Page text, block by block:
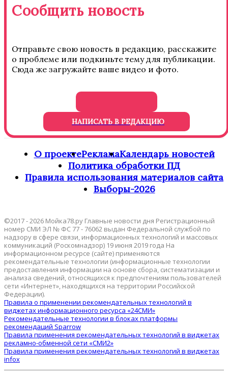
Сообщить новость
Отправьте свою новость в редакцию, расскажите
о проблеме или подкиньте тему для публикации.
Сюда же загружайте ваше видео и фото.
НАПИСАТЬ В РЕДАКЦИЮ
О проектеРекламаКалендарь новостей
Политика обработки ПД
Правила использования материалов сайта
Выборы-2026
©2017 - 2026 Мойка78.ру Главные новости дня Регистрационный
номер СМИ ЭЛ № ФС 77 - 76062 выдан Федеральной службой по
надзору в сфере связи, информационных технологий и массовых
коммуникаций (Роскомнадзор) 19 июня 2019 года На
информационном ресурсе (сайте) применяются
рекомендательные технологии (информационные технологии
предоставления информации на основе сбора, систематизации и
анализа сведений, относящихся к предпочтениям пользователей
сети «Интернет», находящихся на территории Российской
Федерации).
Правила о применении рекомендательных технологий в
виджетах информационного ресурса «24СМИ»
Рекомендательные технологии в блоках платформы
рекомендаций Sparrow
Правила применения рекомендательных технологий в виджетах
рекламно-обменной сети «СМИ2»
Правила применения рекомендательных технологий в виджетах
infox